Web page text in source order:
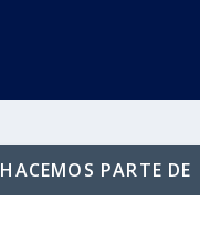
HACEMOS PARTE DE